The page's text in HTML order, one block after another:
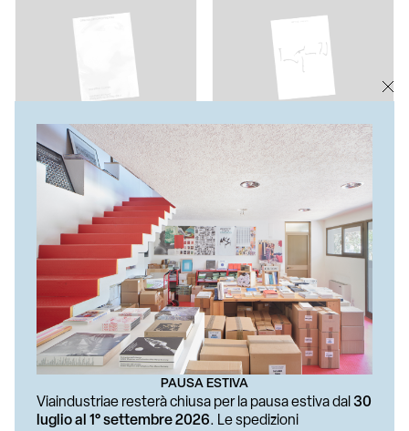
DANIELE COSTA
Seeing Beyond Fading
SIMONETTA MIGNANO
Epic Fail 2009-2025
€ 15
PAUSA ESTIVA
Viaindustriae resterà chiusa per la pausa estiva dal30
luglio al 1° settembre 2026. Le spedizioni